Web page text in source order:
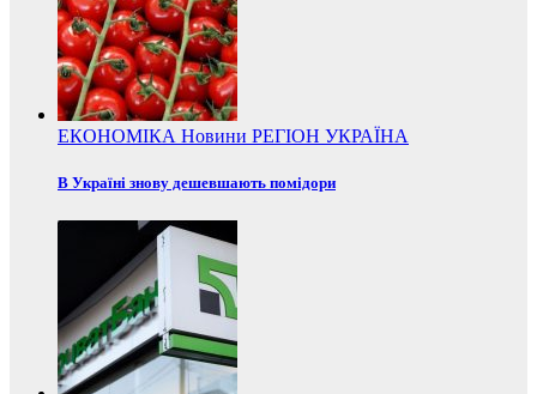
ЕКОНОМІКА Новини РЕГІОН УКРАЇНА
В Україні знову дешевшають помідори